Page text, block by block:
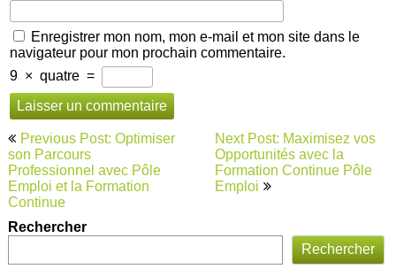
Enregistrer mon nom, mon e-mail et mon site dans le
navigateur pour mon prochain commentaire.
9 × quatre =
Navigation
de
l’article
Previous Post: Optimiser
son Parcours
Professionnel avec Pôle
Emploi et la Formation
Continue
Next Post: Maximisez vos
Opportunités avec la
Formation Continue Pôle
Emploi
Rechercher
Rechercher